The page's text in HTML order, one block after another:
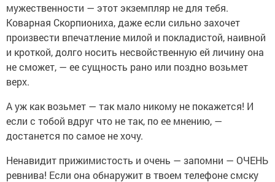
мужественности — этот экземпляр не для тебя.
Коварная Скорпиониха, даже если сильно захочет
произвести впечатление милой и покладистой, наивной
и кроткой, долго носить несвойственную ей личину она
не сможет, — ее сущность рано или поздно возьмет
верх.
А уж как возьмет — так мало никому не покажется! И
если с тобой вдруг что не так, по ее мнению, —
достанется по самое не хочу.
Ненавидит прижимистость и очень — запомни — ОЧЕНЬ
ревнива! Если она обнаружит в твоем телефоне смску